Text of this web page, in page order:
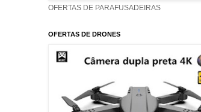
OFERTAS DE PARAFUSADEIRAS
OFERTAS DE DRONES